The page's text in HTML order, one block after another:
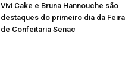
Vivi Cake e Bruna Hannouche são
destaques do primeiro dia da Feira
de Confeitaria Senac